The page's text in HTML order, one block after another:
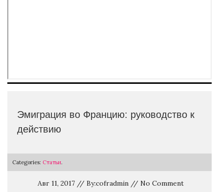
Эмиграция во Францию: руководство к
действию
Categories: Статьи.
Авг 11, 2017 // By:cofradmin // No Comment